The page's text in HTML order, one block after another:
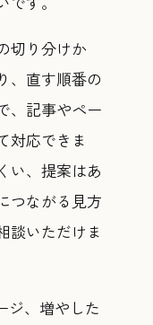
切り分けか
、直す順番の
、記事やペー
対応できま
い、提案はあ
つながる見方
談いただけま
ジ、増やした